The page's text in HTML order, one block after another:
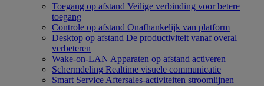
Toegang op afstand Veilige verbinding voor betere
toegang
Controle op afstand Onafhankelijk van platform
Desktop op afstand De productiviteit vanaf overal
verbeteren
Wake-on-LAN Apparaten op afstand activeren
Schermdeling Realtime visuele communicatie
Smart Service Aftersales-activiteiten stroomlijnen